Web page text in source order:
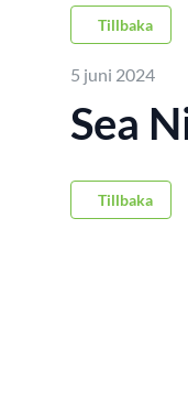
Tillbaka
5 juni 2024
Sea
Tillbaka